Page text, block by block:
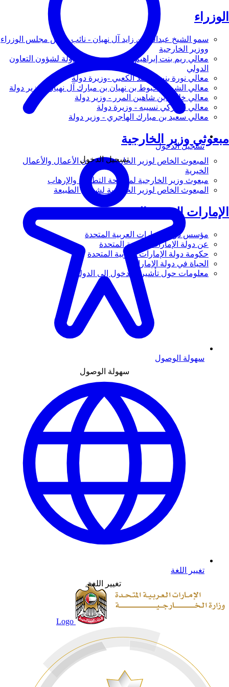
الوزراء
سمو الشيخ عبدالله بن زايد آل نهيان - نائب رئيس مجلس الوزراء
ووزير الخارجية
معالي ريم بنت إبراهيم الهاشمي - وزيرة دولة لشؤون التعاون
الدولي
معالي نورة بنت محمد الكعبي -وزيرة دولة
معالي الشيخ شخبوط بن نهيان بن مبارك آل نهيان - وزير دولة
معالي خليفة بن شاهين المرر - وزير دولة
معالي لانا زكي نسيبه - وزيرة دولة
معالي سعيد بن مبارك الهاجري - وزير دولة
مبعوثي وزير الخارجية
المبعوث الخاص لوزير الخارجية لشؤون الأعمال والأعمال
الخيرية
مبعوث وزير الخارجية لمكافحة التطرف والإرهاب
المبعوث الخاص لوزير الخارجية لشؤون الطبيعة
الإمارات العربية المتحدة
مؤسس دولة الإمارات العربية المتحدة
عن دولة الإمارات العربية المتحدة
حكومة دولة الإمارات العربية المتحدة
الحياة في دولة الإمارات
معلومات حول تأشيرة الدخول إلى الدولة
تسجيل الدخول
تسجيل الدخول
سهولة الوصول
سهولة الوصول
تغيير اللغة
تغيير اللغة
Logo